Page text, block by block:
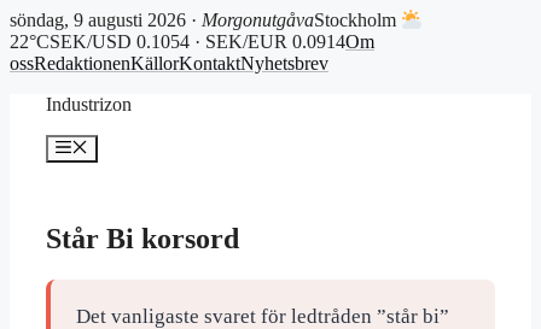
söndag, 9 augusti 2026 · MorgonutgåvaStockholm
22°CSEK/USD 0.1054 · SEK/EUR 0.0914Om
ossRedaktionenKällorKontaktNyhetsbrev
Industrizon
Meny
Står Bi korsord
Det vanligaste svaret för ledtråden ”står bi”